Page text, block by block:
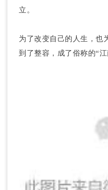
立。
为了改变自己的人生，也
到了整容，成了俗称的“江